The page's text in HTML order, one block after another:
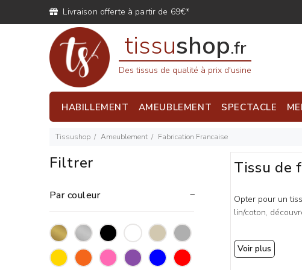
Livraison offerte à partir de 69€*
tissushop.fr
Des tissus de qualité à prix d'usine
HABILLEMENT AMEUBLEMENT SPECTACLE
Tissushop Ameublement Fabrication Francaise
Filtrer
Par couleur
Tissu de
Opter pour un
lin/coton,
Pourquoi
Voir plus